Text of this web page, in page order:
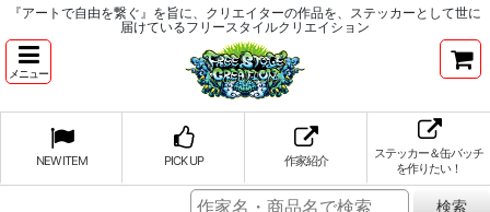
『アートで自由を繋ぐ』を旨に、クリエイターの作品を、ステッカーとして世に
届けているフリースタイルクリエイション
メニュー
NEW ITEM PICK UP 作家紹介
ステッカー＆缶バッチ
を作りたい！